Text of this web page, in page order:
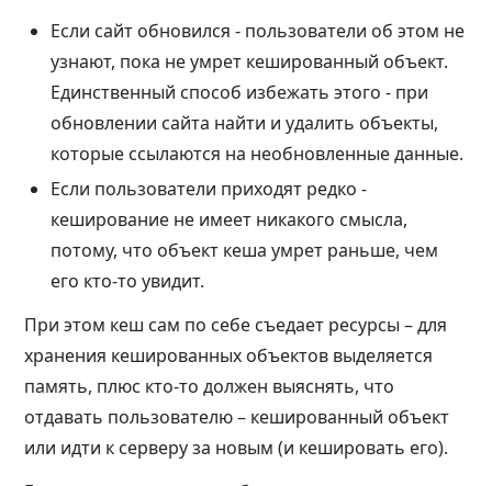
Если сайт обновился - пользователи об этом не
узнают, пока не умрет кешированный объект.
Единственный способ избежать этого - при
обновлении сайта найти и удалить объекты,
которые ссылаются на необновленные данные.
Если пользователи приходят редко -
кеширование не имеет никакого смысла,
потому, что объект кеша умрет раньше, чем
его кто-то увидит.
При этом кеш сам по себе съедает ресурсы – для
хранения кешированных объектов выделяется
память, плюс кто-то должен выяснять, что
отдавать пользователю – кешированный объект
или идти к серверу за новым (и кешировать его).